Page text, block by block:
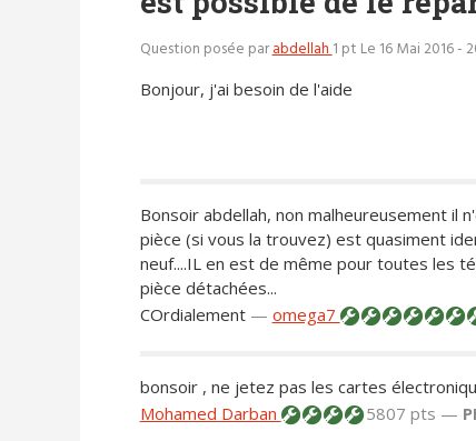
Question posée parabdellah1 pt Le 16 Mai 2016 -
Bonjour, j'ai besoin de l'aide
Bonsoir abdellah, non malheureusement il
pièce (si vous la trouvez) est quasiment
neuf....IL en est de même pour toutes les
pièce détachées...
COrdialement — omega7
bonsoir , ne jetez pas les cartes
Mohamed Darban
5807 pts —